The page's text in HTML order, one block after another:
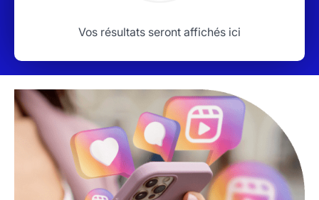
Vos résultats seront affichés ici